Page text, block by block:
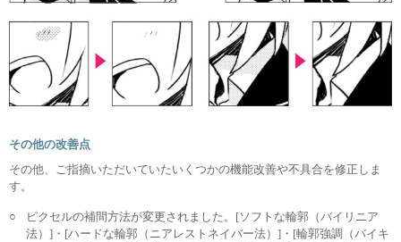
その他の改善点
その他、ご指摘いただいていたいくつかの機能改善や不具合を修正しま
す。
○
ピクセルの補間方法が変更されました。[ソフトな輪郭（バイリニア
法）]・[ハードな輪郭（ニアレストネイバー法）]・[輪郭強調（バイキ